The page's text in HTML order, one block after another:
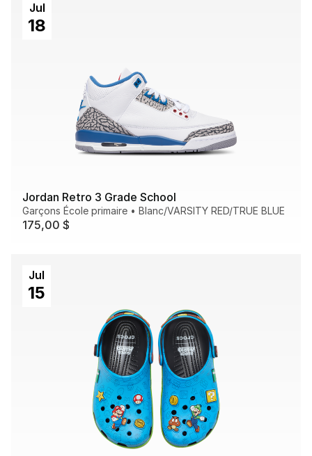
Jul
18
Jordan Retro 3 Grade School
Garçons École primaire • Blanc/VARSITY RED/TRUE BLUE
175,00 $
Jul
15